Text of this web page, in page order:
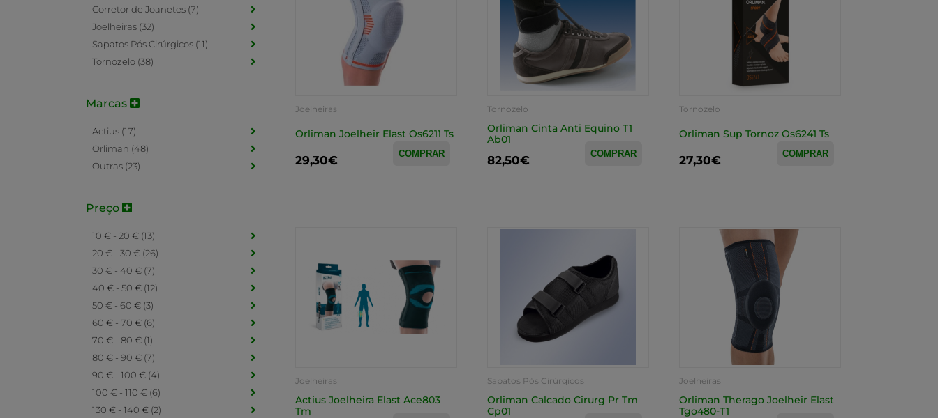
Corretor de Joanetes (7)
Joelheiras (32)
Sapatos Pós Cirúrgicos (11)
Tornozelo (38)
Marcas
Actius (17)
Orliman (48)
Outras (23)
Preço
10 € - 20 € (13)
20 € - 30 € (26)
30 € - 40 € (7)
40 € - 50 € (12)
50 € - 60 € (3)
60 € - 70 € (6)
70 € - 80 € (1)
80 € - 90 € (7)
90 € - 100 € (4)
100 € - 110 € (6)
130 € - 140 € (2)
Joelheiras
Orliman Joelheir Elast Os6211 Ts
29,30€ COMPRAR
Tornozelo
Orliman Cinta Anti Equino T1
Ab01
82,50€ COMPRAR
Tornozelo
Orliman Sup Tornoz Os6241 Ts
27,30€ COMPRAR
Joelheiras
Actius Joelheira Elast Ace803
Tm
Sapatos Pós Cirúrgicos
Orliman Calcado Cirurg Pr Tm
Cp01
Joelheiras
Orliman Therago Joelheir Elast
Tgo480-T1